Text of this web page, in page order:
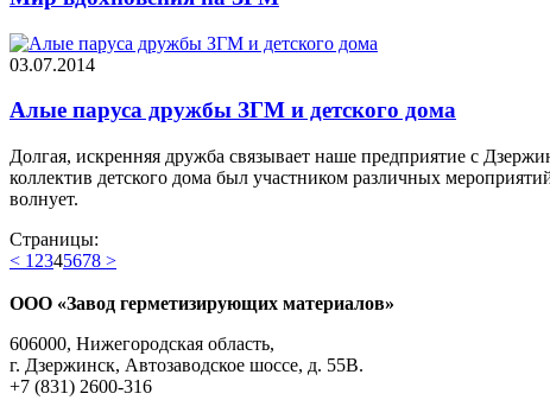
03.07.2014
Алые паруса дружбы ЗГМ и детского дома
Долгая, искренняя дружба связывает наше предприятие с
коллектив детского дома был участником различных
волнует.
Страницы:
< 1 2345678 >
ООО «Завод герметизирующих материалов»
606000, Нижегородская область,
г. Дзержинск, Автозаводское шоссе, д. 55В.
+7 (831) 2600-316